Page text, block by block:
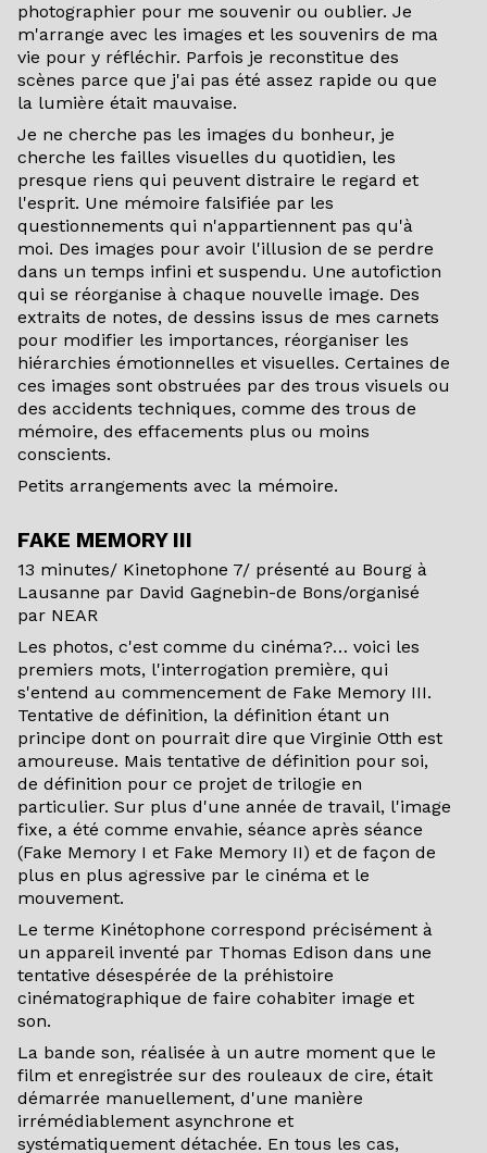
photographier pour me souvenir ou oublier. Je
m'arrange avec les images et les souvenirs de ma
vie pour y réfléchir. Parfois je reconstitue des
scènes parce que j'ai pas été assez rapide ou que
la lumière était mauvaise.
Je ne cherche pas les images du bonheur, je
cherche les failles visuelles du quotidien, les
presque riens qui peuvent distraire le regard et
l'esprit. Une mémoire falsifiée par les
questionnements qui n'appartiennent pas qu'à
moi. Des images pour avoir l'illusion de se perdre
dans un temps infini et suspendu. Une autofiction
qui se réorganise à chaque nouvelle image. Des
extraits de notes, de dessins issus de mes carnets
pour modifier les importances, réorganiser les
hiérarchies émotionnelles et visuelles. Certaines de
ces images sont obstruées par des trous visuels ou
des accidents techniques, comme des trous de
mémoire, des effacements plus ou moins
conscients.
Petits arrangements avec la mémoire.
FAKE MEMORY III
13 minutes/ Kinetophone 7/ présenté au Bourg à
Lausanne par David Gagnebin-de Bons/organisé
par NEAR
Les photos, c'est comme du cinéma?… voici les
premiers mots, l'interrogation première, qui
s'entend au commencement de Fake Memory III.
Tentative de définition, la définition étant un
principe dont on pourrait dire que Virginie Otth est
amoureuse. Mais tentative de définition pour soi,
de définition pour ce projet de trilogie en
particulier. Sur plus d'une année de travail, l'image
fixe, a été comme envahie, séance après séance
(Fake Memory I et Fake Memory II) et de façon de
plus en plus agressive par le cinéma et le
mouvement.
Le terme Kinétophone correspond précisément à
un appareil inventé par Thomas Edison dans une
tentative désespérée de la préhistoire
cinématographique de faire cohabiter image et
son.
La bande son, réalisée à un autre moment que le
film et enregistrée sur des rouleaux de cire, était
démarrée manuellement, d'une manière
irrémédiablement asynchrone et
systématiquement détachée. En tous les cas,